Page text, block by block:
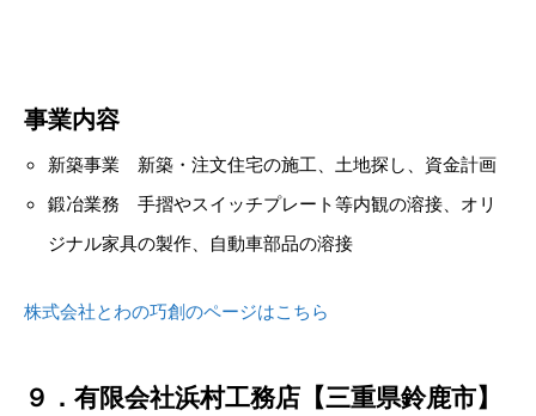
事業内容
新築事業 新築・注文住宅の施工、土地探し、資金計画
鍛冶業務 手摺やスイッチプレート等内観の溶接、オリ
ジナル家具の製作、自動車部品の溶接
株式会社とわの巧創のページはこちら
９．有限会社浜村工務店【三重県鈴鹿市】